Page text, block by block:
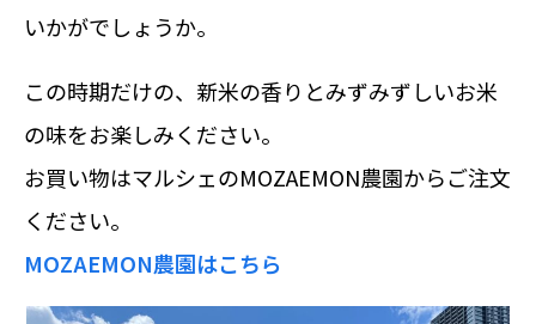
いかがでしょうか。
この時期だけの、新米の香りとみずみずしいお米
の味をお楽しみください。
お買い物はマルシェのMOZAEMON農園からご注文
ください。
MOZAEMON農園はこちら